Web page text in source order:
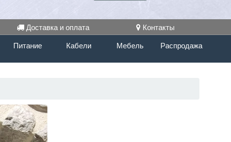
Доставка и оплата
Контакты
Питание Кабели Мебель Распродажа